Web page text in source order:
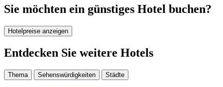
Sie möchten ein günstiges Hotel buchen?
Hotelpreise anzeigen
Entdecken Sie weitere Hotels
Thema Sehenswürdigkeiten Städte